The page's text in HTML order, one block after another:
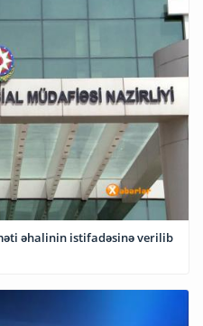
əhalinin istifadəsinə verilib